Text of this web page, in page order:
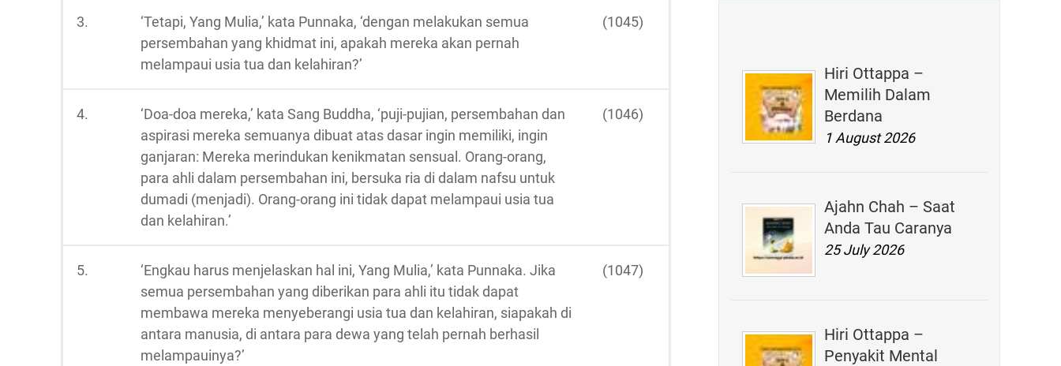
Hiri Ottappa –
Memilih Dalam
Berdana
1 August 2026
Ajahn Chah – Saat
Anda Tau Caranya
25 July 2026
Hiri Ottappa –
Penyakit Mental
3.
‘Tetapi, Yang Mulia,’ kata Punnaka, ‘dengan melakukan semua
persembahan yang khidmat ini, apakah mereka akan pernah
melampaui usia tua dan kelahiran?’
(1045)
4.
‘Doa-doa mereka,’ kata Sang Buddha, ‘puji-pujian, persembahan dan
aspirasi mereka semuanya dibuat atas dasar ingin memiliki, ingin
ganjaran: Mereka merindukan kenikmatan sensual. Orang-orang,
para ahli dalam persembahan ini, bersuka ria di dalam nafsu untuk
dumadi (menjadi). Orang-orang ini tidak dapat melampaui usia tua
dan kelahiran.’
(1046)
5.
‘Engkau harus menjelaskan hal ini, Yang Mulia,’ kata Punnaka. Jika
semua persembahan yang diberikan para ahli itu tidak dapat
membawa mereka menyeberangi usia tua dan kelahiran, siapakah di
antara manusia, di antara para dewa yang telah pernah berhasil
melampauinya?’
(1047)